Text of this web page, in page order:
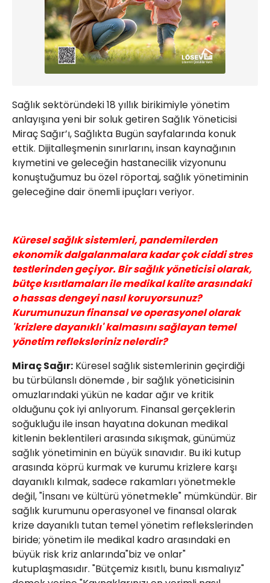
Sağlık sektöründeki 18 yıllık birikimiyle yönetim
anlayışına yeni bir soluk getiren Sağlık Yöneticisi
Miraç Sağır’ı, Sağlıkta Bugün sayfalarında konuk
ettik. Dijitalleşmenin sınırlarını, insan kaynağının
kıymetini ve geleceğin hastanecilik vizyonunu
konuştuğumuz bu özel röportaj, sağlık yönetiminin
geleceğine dair önemli ipuçları veriyor.
Küresel sağlık sistemleri, pandemilerden
ekonomik dalgalanmalara kadar çok ciddi stres
testlerinden geçiyor. Bir sağlık yöneticisi olarak,
bütçe kısıtlamaları ile medikal kalite arasındaki
o hassas dengeyi nasıl koruyorsunuz?
Kurumunuzun finansal ve operasyonel olarak
'krizlere dayanıklı' kalmasını sağlayan temel
yönetim refleksleriniz nelerdir?
Miraç Sağır: Küresel sağlık sistemlerinin geçirdiği
bu türbülanslı dönemde , bir sağlık yöneticisinin
omuzlarındaki yükün ne kadar ağır ve kritik
olduğunu çok iyi anlıyorum. Finansal gerçeklerin
soğukluğu ile insan hayatına dokunan medikal
kitlenin beklentileri arasında sıkışmak, günümüz
sağlık yönetiminin en büyük sınavıdır. Bu iki kutup
arasında köprü kurmak ve kurumu krizlere karşı
dayanıklı kılmak, sadece rakamları yönetmekle
değil, "İnsanı ve kültürü yönetmekle" mümkündür. Bir
sağlık kurumunu operasyonel ve finansal olarak
krize dayanıklı tutan temel yönetim reflekslerinden
biride; yönetim ile medikal kadro arasındaki en
büyük risk kriz anlarında"biz ve onlar"
kutuplaşmasıdır. "Bütçemiz kısıtlı, bunu kısmalıyız"